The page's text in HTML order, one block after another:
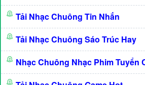
Tải Nhạc Chuông Tin Nhắn
Tải Nhạc Chuông Sáo Trúc Hay
Nhạc Chuông Nhạc Phim Tuyển